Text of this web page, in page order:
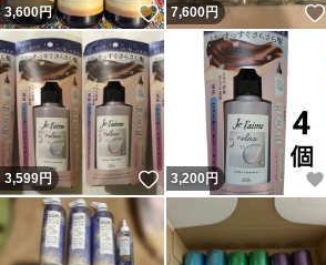
3,600円 いいね！
7,600円
3,599円 いいね！
3,200 円